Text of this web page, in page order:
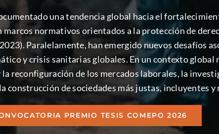
una tendencia global hacia el
normativos orientados a la protección de
Paralelamente, han emergido nuevos desafíos
y crisis sanitarias globales. En un contexto global
reconfiguración de los mercados laborales, la
construcción de sociedades más justas, incluyentes
PREMIO TESIS COMEPO 2026